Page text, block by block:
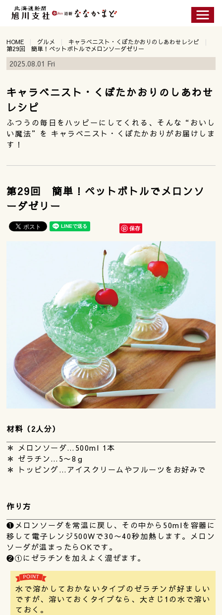
HOME グルメ
キャラベニスト・くぼたかおりのしあわせレシピ
第29回 簡単！ペットボトルでメロンソーダゼリー
2025.08.01 Fri
キャラベニスト・くぼたかおりのしあわせ
レシピ
ふつうの毎日をハッピーにしてくれる、そんな“おいし
い魔法”を キャラベニスト・くぼたかおりがお届けしま
す！
第29回 簡単！ペットボトルでメロンソ
ーダゼリー
保存
材料（2人分）
＊ メロンソーダ…500ml 1本
＊ ゼラチン…5〜8ｇ
＊ トッピング…アイスクリームやフルーツをお好みで
作り方
❶メロンソーダを常温に戻し、その中から50mlを容器に
移して電子レンジ500Wで30〜40秒加熱します。メロン
ソーダが温まったらOKです。
❷①にゼラチンを加えよく混ぜます。
水で溶かしておかないタイプのゼラチンが好ましい
ですが、溶いておくタイプなら、大さじ1の水で溶い
ておく。